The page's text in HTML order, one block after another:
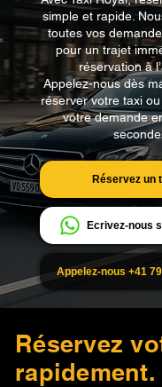
simple et rapide.
toutes vos
pour un trajet
réservation à
Appelez-nous dès
réserver votre taxi
votre demande
Réservez un
Ecrivez-nous
Appelez-nous +41
Réservez
rapidement.